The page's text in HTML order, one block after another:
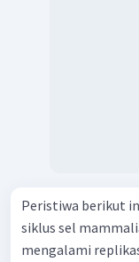
Peristiwa berikut
siklus sel mammalia adalah (1)
mengalami replikasi (2) jumlah DNA telah